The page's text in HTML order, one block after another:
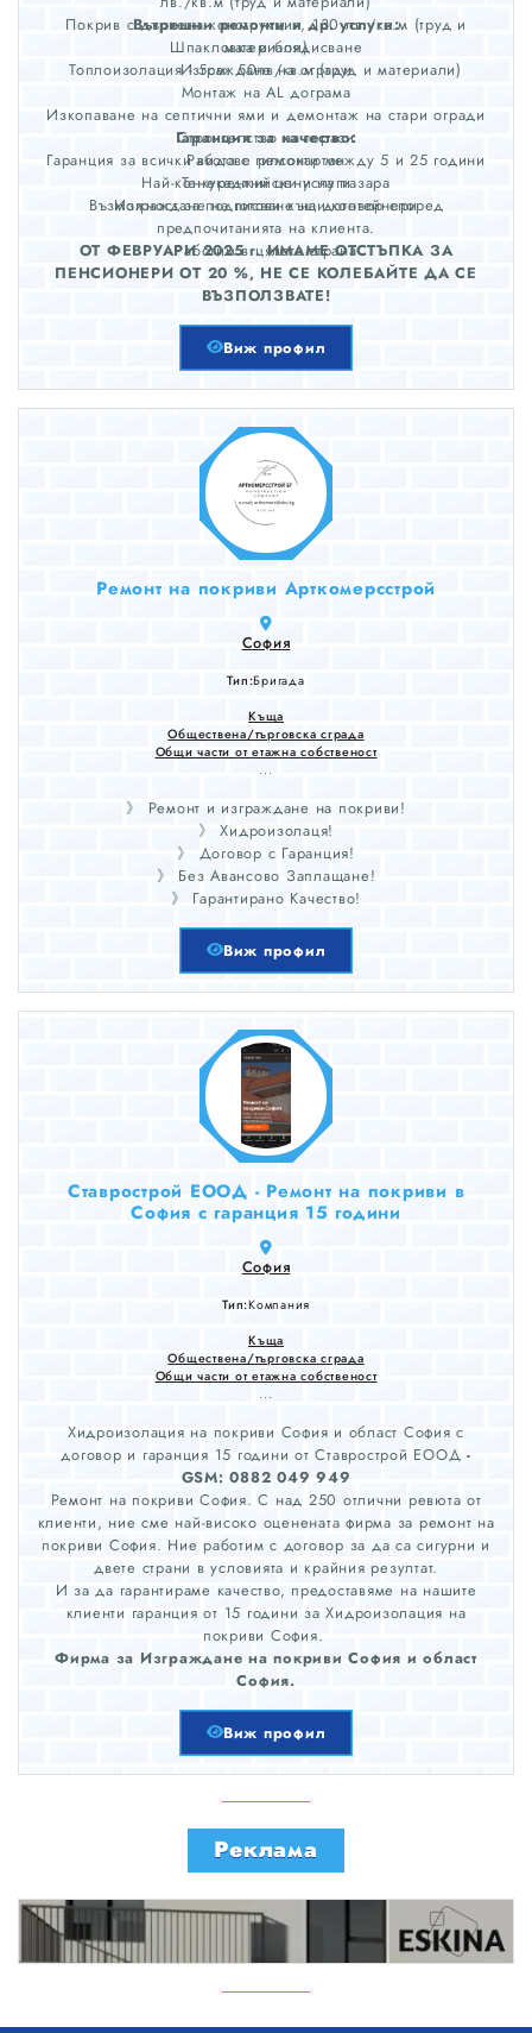
Покрив с дървена конструкция, 130 лв./кв.м (труд и
материали)
Топлоизолация - 5см: 50лв/кв.м (труд и материали)
Вътрешни ремонти и др. услуги:
Шпакловка и боядисване
Изграждане на огради
Монтаж на AL дограма
Изкопаване на септични ями и демонтаж на стари огради
Строителство на тераси
Работа с гипсокартон
Тенекеджийски услуги
Изграждане на готови къщи-контейнери
Гаранция за качество:
Гаранция за всички видове ремонти между 5 и 25 години
Най-конкурентни цени на пазара
Възможност за подписване на договор според
предпочитанията на клиента.
Работим в цялата страна
ОТ ФЕВРУАРИ 2025 г. ИМАМЕ ОТСТЪПКА ЗА
ПЕНСИОНЕРИ ОТ 20 %, НЕ СЕ КОЛЕБАЙТЕ ДА СЕ
ВЪЗПОЛЗВАТЕ!
Виж профил
Ремонт на покриви Арткомерсстрой
София
Тип:Бригада
Къща
Обществена/търговска сграда
Общи части от етажна собственост
...
》 Ремонт и изграждане на покриви!
》 Хидроизолаця!
》 Договор с Гаранция!
》 Без Авансово Заплащане!
》 Гарантирано Качество!
Виж профил
Ставрострой ЕООД - Ремонт на покриви в
София с гаранция 15 години
София
Тип:Компания
Къща
Обществена/търговска сграда
Общи части от етажна собственост
...
Хидроизолация на покриви София и област София с
договор и гаранция 15 години от Ставрострой ЕООД -
GSM: 0882 049 949
Ремонт на покриви София. С над 250 отлични ревюта от
клиенти, ние сме най-високо оценената фирма за ремонт на
покриви София. Ние работим с договор за да са сигурни и
двете страни в условията и крайния резултат.
И за да гарантираме качество, предоставяме на нашите
клиенти гаранция от 15 години за Хидроизолация на
покриви София.
Фирма за Изграждане на покриви София и област
София.
Виж профил
Реклама